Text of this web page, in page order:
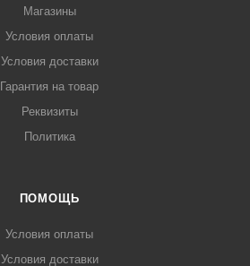
Магазины
Условия оплаты
Условия доставки
Гарантия на товар
Реквизиты
Политика
ПОМОЩЬ
Условия оплаты
Условия доставки